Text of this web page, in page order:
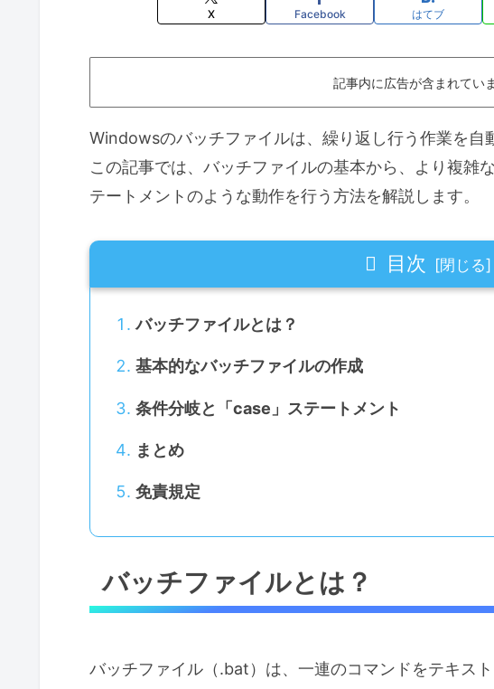
X Facebook はてブ
記事内に広告が含まれていま
Windowsのバッチファイルは、繰り返し行う作業を自
この記事では、バッチファイルの基本から、より複雑
テートメントのような動作を行う方法を解説します。
目次
バッチファイルとは？
基本的なバッチファイルの作成
条件分岐と「case」ステートメント
まとめ
免責規定
バッチファイルとは？
バッチファイル（.bat）は、一連のコマンドをテキス